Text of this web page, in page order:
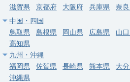
給与 年収 1,600万円
常勤
【江別市】リハビリ、整形外科／公的
可能！／土日休み☆／札幌近郊エリア
求人病院名
滋賀県
京都府 大阪府 兵庫県 奈
中国・四国
鳥取県
島根県 岡山県 広島県 山
高知県
九州・沖縄
福岡県
佐賀県 長崎県 熊本県 大
沖縄県